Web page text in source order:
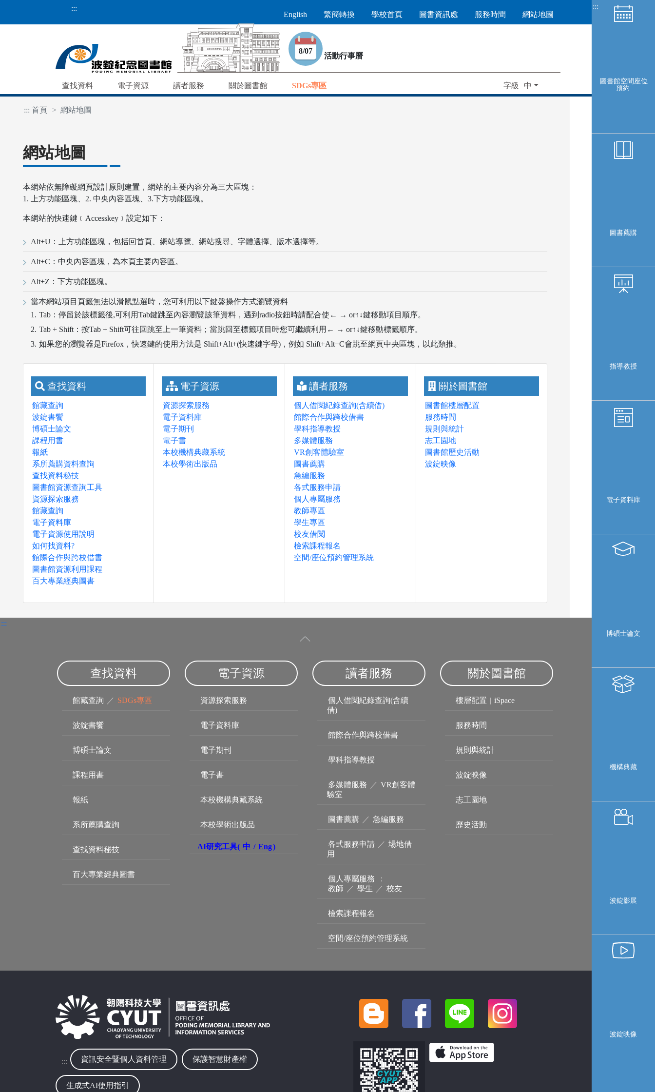
:::
8/07
活動行事曆
English 繁簡轉換 學校首頁 圖書資訊處 服務時間 網站地圖
查找資料 電子資源 讀者服務 關於圖書館 SDGs專區 字級
:::
圖書館空間座位
預約
圖書薦購
指導教授
電子資料庫
博碩士論文
機構典藏
波錠影展
波錠映像
::: 首頁 網站地圖
網站地圖
本網站依無障礙網頁設計原則建置，網站的主要內容分為三大區塊：
1. 上方功能區塊、2. 中央內容區塊、3.下方功能區塊。
本網站的快速鍵﹝Accesskey﹞設定如下：
Alt+U：上方功能區塊，包括回首頁、網站導覽、網站搜尋、字體選擇、版本選擇等。
Alt+C：中央內容區塊，為本頁主要內容區。
Alt+Z：下方功能區塊。
當本網站項目頁籤無法以滑鼠點選時，您可利用以下鍵盤操作方式瀏覽資料
Tab：停留於該標籤後,可利用Tab鍵跳至內容瀏覽該筆資料，遇到radio按鈕時請配合使← → or↑↓鍵移動項目順序。
Tab + Shift：按Tab + Shift可往回跳至上一筆資料；當跳回至標籤項目時您可繼續利用← → or↑↓鍵移動標籤順序。
如果您的瀏覽器是Firefox，快速鍵的使用方法是 Shift+Alt+(快速鍵字母)，例如 Shift+Alt+C會跳至網頁中央區塊，以此類推。
查找資料
館藏查詢
波錠書饗
博碩士論文
課程用書
報紙
系所薦購資料查詢
查找資料秘技
圖書館資源查詢工具
資源探索服務
館藏查詢
電子資料庫
電子資源使用說明
如何找資料?
館際合作與跨校借書
圖書館資源利用課程
百大專業經典圖書
電子資源
資源探索服務
電子資料庫
電子期刊
電子書
本校機構典藏系統
本校學術出版品
讀者服務
個人借閱紀錄查詢(含續借)
館際合作與跨校借書
學科指導教授
多媒體服務
VR創客體驗室
圖書薦購
急編服務
各式服務申請
個人專屬服務
教師專區
學生專區
校友借閱
檢索課程報名
空間/座位預約管理系統
關於圖書館
圖書館樓層配置
服務時間
規則與統計
志工園地
圖書館歷史活動
波錠映像
:::
查找資料
館藏查詢 ／ SDGs專區
波錠書饗
博碩士論文
課程用書
報紙
系所薦購查詢
查找資料秘技
百大專業經典圖書
電子資源
資源探索服務
電子資料庫
電子期刊
電子書
本校機構典藏系統
本校學術出版品
AI研究工具( 中 / Eng)
讀者服務
個人借閱紀錄查詢(含續
借)
館際合作與跨校借書
學科指導教授
多媒體服務 ／ VR創客體
驗室
圖書薦購 ／ 急編服務
各式服務申請 ／ 場地借
用
個人專屬服務
：
教師
／ 學生 ／ 校友
檢索課程報名
空間/座位預約管理系統
關於圖書館
樓層配置 | iSpace
服務時間
規則與統計
波錠映像
志工園地
歷史活動
::: 資訊安全暨個人資料管理 保護智慧財產權
生成式AI使用指引